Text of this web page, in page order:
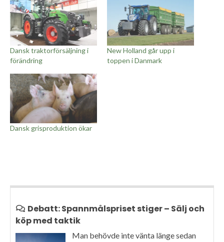
Dansk traktorförsäljning i
förändring
New Holland går upp i
toppen i Danmark
Dansk grisproduktion ökar
Debatt: Spannmålspriset stiger – Sälj och
köp med taktik
Man behövde inte vänta länge sedan